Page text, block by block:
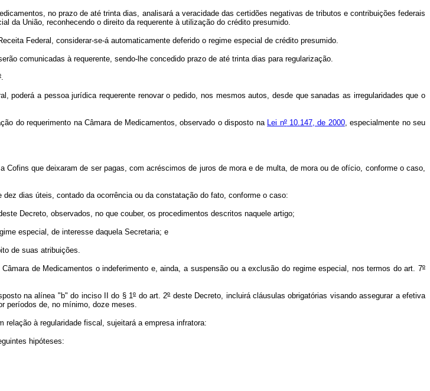
no prazo de até trinta dias, analisará a veracidade das certidões negativas de tributos e contribuições federais
da União, reconhecendo o direito da requerente à utilização do crédito presumido.
Federal, considerar-se-á automaticamente deferido o regime especial de crédito presumido.
comunicadas à requerente, sendo-lhe concedido prazo de até trinta dias para regularização.
.
a pessoa jurídica requerente renovar o pedido, nos mesmos autos, desde que sanadas as irregularidades que o
do requerimento na Câmara de Medicamentos, observado o disposto na Lei nº10.147, de 2000, especialmente no seu
que deixaram de ser pagas, com acréscimos de juros de mora e de multa, de mora ou de ofício, conforme o caso,
dias úteis, contado da ocorrência ou da constatação do fato, conforme o caso:
Decreto, observados, no que couber, os procedimentos descritos naquele artigo;
especial, de interesse daquela Secretaria; e
de suas atribuições.
de Medicamentos o indeferimento e, ainda, a suspensão ou a exclusão do regime especial, nos termos do art. 7º
na alínea "b" do inciso II do § 1ºdo art. 2ºdeste Decreto, incluirá cláusulas obrigatórias visando assegurar a efetiva
períodos de, no mínimo, doze meses.
à regularidade fiscal, sujeitará a empresa infratora:
hipóteses: